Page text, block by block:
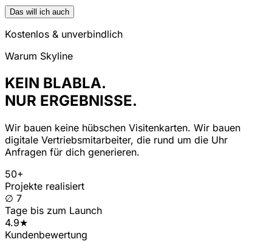
Das will ich auch
Kostenlos & unverbindlich
Warum Skyline
KEIN BLABLA.
NUR ERGEBNISSE.
Wir bauen keine hübschen Visitenkarten. Wir bauen
digitale Vertriebsmitarbeiter, die rund um die Uhr
Anfragen für dich generieren.
50+
Projekte realisiert
∅ 7
Tage bis zum Launch
4.9★
Kundenbewertung